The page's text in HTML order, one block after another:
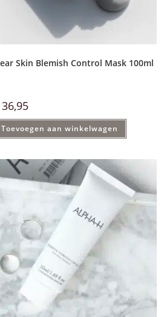
Skin Blemish Control Mask 100ml
Toevoegen aan winkelwagen